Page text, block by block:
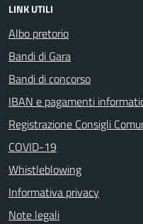
LINK UTILI
Albo pretorio
Bandi di Gara
Bandi di concorso
IBAN e pagamenti
Registrazione Consigli
COVID-19
Whistleblowing
Informativa privacy
Note legali